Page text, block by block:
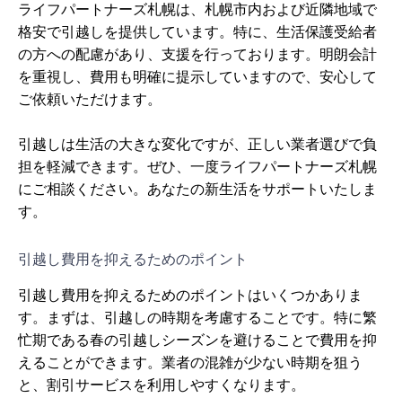
ライフパートナーズ札幌は、札幌市内および近隣地域で
格安で引越しを提供しています。特に、生活保護受給者
の方への配慮があり、支援を行っております。明朗会計
を重視し、費用も明確に提示していますので、安心して
ご依頼いただけます。
引越しは生活の大きな変化ですが、正しい業者選びで負
担を軽減できます。ぜひ、一度ライフパートナーズ札幌
にご相談ください。あなたの新生活をサポートいたしま
す。
引越し費用を抑えるためのポイント
引越し費用を抑えるためのポイントはいくつかありま
す。まずは、引越しの時期を考慮することです。特に繁
忙期である春の引越しシーズンを避けることで費用を抑
えることができます。業者の混雑が少ない時期を狙う
と、割引サービスを利用しやすくなります。